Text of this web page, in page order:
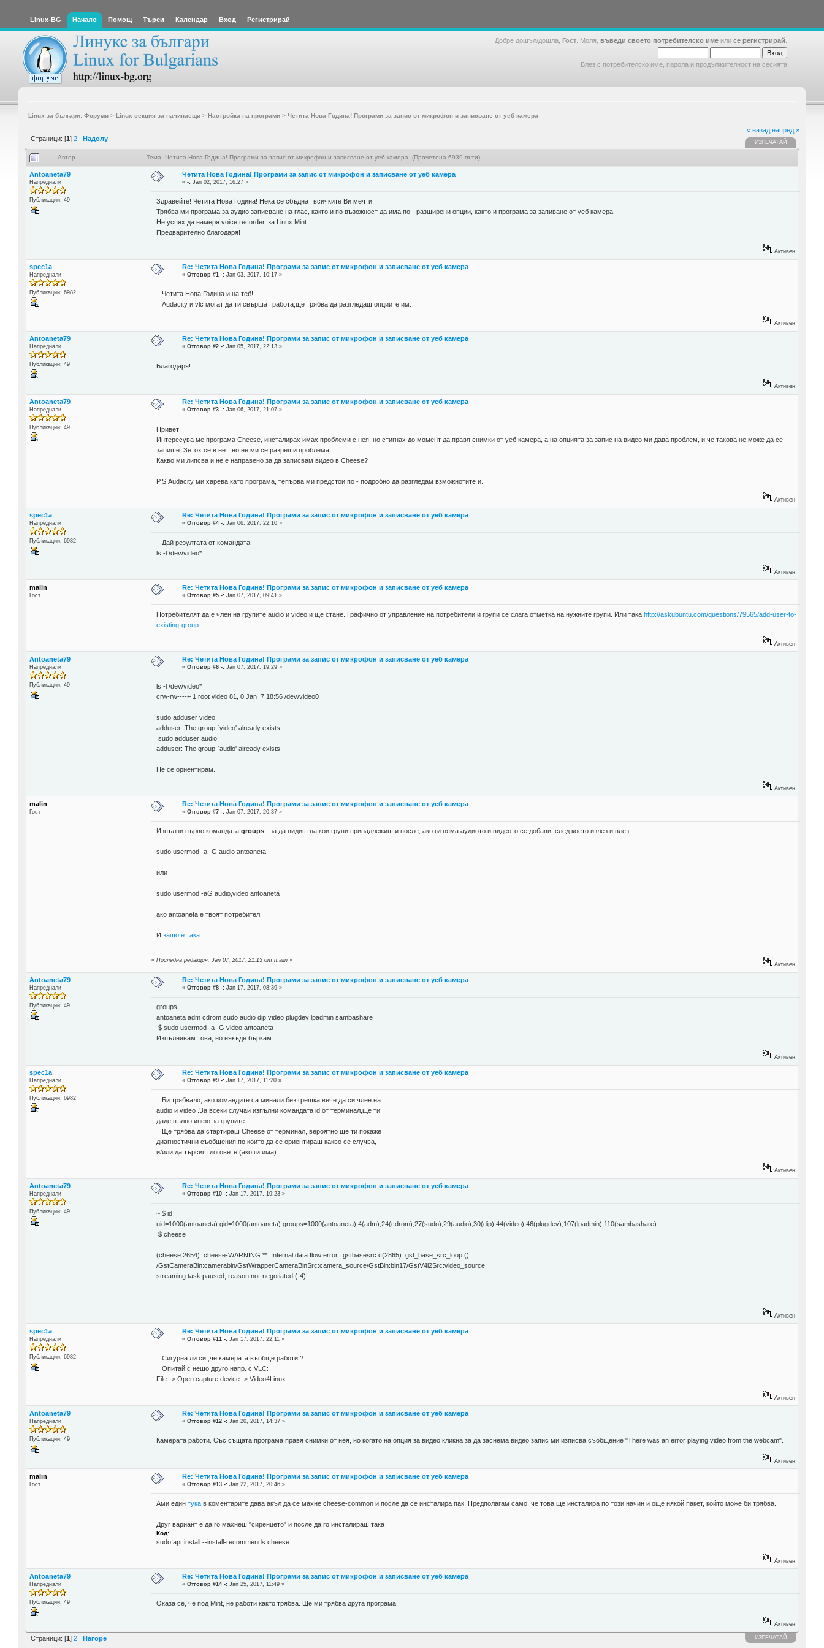
Linux-BG Начало Помощ Търси Календар Вход Регистрирай
Добре дошъл/дошла, Гост . Моля, въведи своето потребителско име или се регистрирай
Влез с потребителско име, парола и продължителност на сесията
Linux за българи: Форуми> Linux секция за начинаещи> Настройка на програми> Четита Нова Година! Програми за запис от микрофон и записване от уеб камера
Страници: [1] 2 Надолу
« назад напред »
ИЗПЕЧАТАЙ
Автор Тема: Четита Нова Година! Програми за запис от микрофон и записване от уеб камера (Прочетена 6939 пъти)
Antoaneta79
Напреднали
Публикации: 49
Четита Нова Година! Програми за запис от микрофон и записване от уеб камера
«-: Jan 02, 2017, 16:27 »
Здравейте! Четита Нова Година! Нека се сбъднат всичките Ви мечти!
Трябва ми програма за аудио записване на глас, както и по възожност да има по - разширени опции, както и програма за запиване от уеб камера.
Не успях да намеря voice recorder, за Linux Mint.
Предварително благодаря!
Активен
spec1a
Напреднали
Публикации: 6982
Re: Четита Нова Година! Програми за запис от микрофон и записване от уеб камера
«Отговор #1 -: Jan 03, 2017, 10:17 »
Четита Нова Година и на теб!
Audacity и vlc могат да ти свършат работа,ще трябва да разгледаш опциите им.
Активен
Antoaneta79
Напреднали
Публикации: 49
Re: Четита Нова Година! Програми за запис от микрофон и записване от уеб камера
«Отговор #2 -: Jan 05, 2017, 22:13 »
Благодаря!
Активен
Antoaneta79
Напреднали
Публикации: 49
Re: Четита Нова Година! Програми за запис от микрофон и записване от уеб камера
«Отговор #3 -: Jan 06, 2017, 21:07 »
Привет!
Интересува ме програма Cheese, инсталирах имах проблеми с нея, но стигнах до момент да правя снимки от уеб камера, а на опцията за запис на видео ми дава проблем, и че такова не може да се
запише. Зетох се в нет, но не ми се разреши проблема.
Какво ми липсва и не е направено за да записвам видео в Cheese?
P.S.Audacity ми харева като програма, тепърва ми предстои по - подробно да разгледам взможнотите и.
Активен
spec1a
Напреднали
Публикации: 6982
Re: Четита Нова Година! Програми за запис от микрофон и записване от уеб камера
«Отговор #4 -: Jan 06, 2017, 22:10 »
Дай резултата от командата:
ls -l /dev/video*
Активен
malin
Гост
Re: Четита Нова Година! Програми за запис от микрофон и записване от уеб камера
«Отговор #5 -: Jan 07, 2017, 09:41 »
Потребителят да е член на групите audio и video и ще стане. Графично от управление на потребители и групи се слага отметка на нужните групи. Или такаhttp://askubuntu.com/questions/79565/add-user-to-
existing-group
Активен
Antoaneta79
Напреднали
Публикации: 49
Re: Четита Нова Година! Програми за запис от микрофон и записване от уеб камера
«Отговор #6 -: Jan 07, 2017, 19:29 »
ls -l /dev/video*
crw-rw----+ 1 root video 81, 0 Jan 7 18:56 /dev/video0
sudo adduser video
adduser: The group `video' already exists.
sudo adduser audio
adduser: The group `audio' already exists.
Не се ориентирам.
Активен
malin
Гост
Re: Четита Нова Година! Програми за запис от микрофон и записване от уеб камера
«Отговор #7 -: Jan 07, 2017, 20:37 »
Изпълни първо командатаgroups , за да видиш на кои групи принадлежиш и после, ако ги няма аудиото и видеото се добави, след което излез и влез.
sudo usermod -a -G audio antoaneta
или
sudo usermod -aG audio,video antoaneta
-------
ако antoaneta е твоят потребител
Изащо е така.
«Последна редакция: Jan 07, 2017, 21:13 от malin »
Активен
Antoaneta79
Напреднали
Публикации: 49
Re: Четита Нова Година! Програми за запис от микрофон и записване от уеб камера
«Отговор #8 -: Jan 17, 2017, 08:39 »
groups
antoaneta adm cdrom sudo audio dip video plugdev lpadmin sambashare
$ sudo usermod -a -G video antoaneta
Изпълнявам това, но някъде бъркам.
Активен
spec1a
Напреднали
Публикации: 6982
Re: Четита Нова Година! Програми за запис от микрофон и записване от уеб камера
«Отговор #9 -: Jan 17, 2017, 11:20 »
Би трябвало, ако командите са минали без грешка,вече да си член на
audio и video .За всеки случай изпълни командата id от терминал,ще ти
даде пълно инфо за групите.
Ще трябва да стартираш Cheese от терминал, вероятно ще ти покаже
диагностични съобщения,по които да се ориентираш какво се случва,
и/или да търсиш логовете (ако ги има).
Активен
Antoaneta79
Напреднали
Публикации: 49
Re: Четита Нова Година! Програми за запис от микрофон и записване от уеб камера
«Отговор #10 -: Jan 17, 2017, 19:23 »
~ $ id
uid=1000(antoaneta) gid=1000(antoaneta) groups=1000(antoaneta),4(adm),24(cdrom),27(sudo),29(audio),30(dip),44(video),46(plugdev),107(lpadmin),110(sambashare)
$ cheese
(cheese:2654): cheese-WARNING **: Internal data flow error.: gstbasesrc.c(2865): gst_base_src_loop ():
/GstCameraBin:camerabin/GstWrapperCameraBinSrc:camera_source/GstBin:bin17/GstV4l2Src:video_source:
streaming task paused, reason not-negotiated (-4)
Активен
spec1a
Напреднали
Публикации: 6982
Re: Четита Нова Година! Програми за запис от микрофон и записване от уеб камера
«Отговор #11 -: Jan 17, 2017, 22:11 »
Сигурна ли си ,че камерата въобще работи ?
Опитай с нещо друго,напр. с VLC:
File--> Oрen capture device -> Video4Linux ...
Активен
Antoaneta79
Напреднали
Публикации: 49
Re: Четита Нова Година! Програми за запис от микрофон и записване от уеб камера
«Отговор #12 -: Jan 20, 2017, 14:37 »
Камерата работи. Със същата програма правя снимки от нея, но когато на опция за видео кликна за да заснема видео запис ми изписва съобщение "There was an error playing video from the webcam".
Активен
malin
Гост
Re: Четита Нова Година! Програми за запис от микрофон и записване от уеб камера
«Отговор #13 -: Jan 22, 2017, 20:46 »
Ами единтука в коментарите дава акъл да се махне cheese-common и после да се инсталира пак. Предполагам само, че това ще инсталира по този начин и още някой пакет, който може би трябва.
Друг вариант е да го махнеш "сиренцето" и после да го инсталираш така
Код:
sudo apt install --install-recommends cheese
Активен
Antoaneta79
Напреднали
Публикации: 49
Re: Четита Нова Година! Програми за запис от микрофон и записване от уеб камера
«Отговор #14 -: Jan 25, 2017, 11:49 »
Оказа се, че под Mint, не работи както трябва. Ще ми трябва друга програма.
Активен
Страници: [1] 2 Нагоре ИЗПЕЧАТАЙ